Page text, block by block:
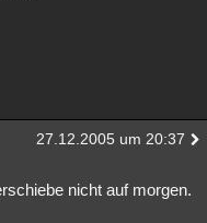
27.12.2005 um 20:37
nicht auf morgen.